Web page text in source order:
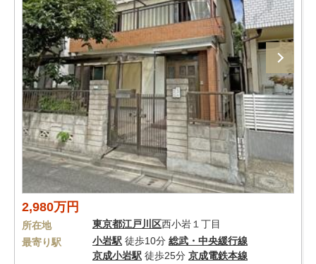
2,980万円
所在地 東京都江戸川区西小岩１丁目
最寄り駅
小岩駅 徒歩10分 総武・中央緩行線
京成小岩駅 徒歩25分 京成電鉄本線